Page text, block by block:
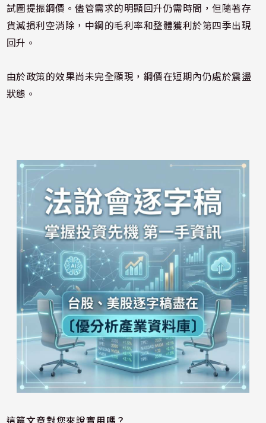
試圖提振鋼價。儘管需求的明顯回升仍需時間，但隨著存
貨減損利空消除，中鋼的毛利率和整體獲利於第四季出現
回升。
由於政策的效果尚未完全顯現，鋼價在短期內仍處於震盪
狀態。
這篇文章對您來說實用嗎？